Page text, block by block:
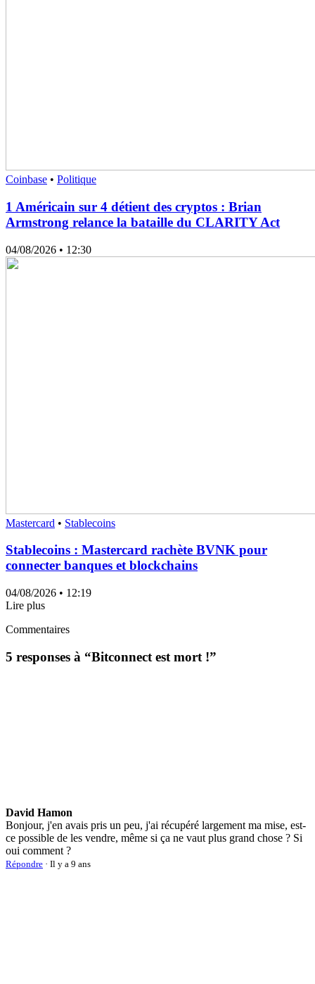
Coinbase • Politique
1 Américain sur 4 détient des cryptos : Brian
Armstrong relance la bataille du CLARITY Act
04/08/2026 • 12:30
Mastercard • Stablecoins
Stablecoins : Mastercard rachète BVNK pour
connecter banques et blockchains
04/08/2026 • 12:19
Lire plus
Commentaires
5 responses à “Bitconnect est mort !”
David Hamon
Bonjour, j'en avais pris un peu, j'ai récupéré largement ma mise, est-
ce possible de les vendre, même si ça ne vaut plus grand chose ? Si
oui comment ?
Répondre · Il y a 9 ans